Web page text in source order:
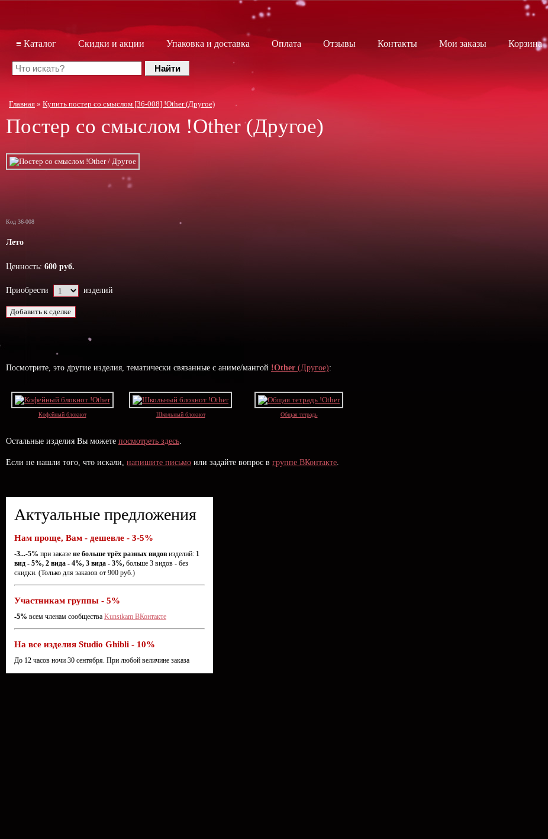
≡ Каталог Скидки и акции Упаковка и доставка Оплата Отзывы Контакты Мои заказы Корзина
Главная » Купить постер со смыслом [36-008] !Other (Другое)
Постер со смыслом !Other(Другое)
Код 36-008
Лето
Ценность: 600 руб.
Приобрести изделий
Посмотрите, это другие изделия, тематически связанные с аниме/мангой !Other (Другое):
Кофейный блокнот Школьный блокнот Общая тетрадь
Остальные изделия Вы можете посмотреть здесь.
Если не нашли того, что искали, напишите письмо или задайте вопрос в группе ВКонтакте.
Актуальные предложения
Нам проще, Вам - дешевле - 3-5%
-3...-5% при заказе не больше трёх разных видов изделий: 1
вид - 5%, 2 вида - 4%, 3 вида - 3%, больше 3 видов - без
скидки. (Только для заказов от 900 руб.)
Участникам группы - 5%
-5% всем членам сообщества Kunstkam ВКонтакте
На все изделия Studio Ghibli - 10%
До 12 часов ночи 30 сентября. При любой величине заказа